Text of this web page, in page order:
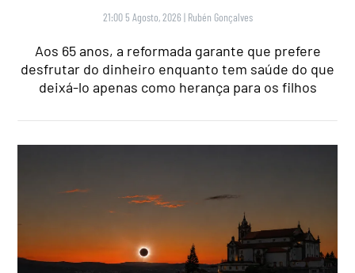
21:00 5 Agosto, 2026 | Rubén Gonçalves
Aos 65 anos, a reformada garante que prefere
desfrutar do dinheiro enquanto tem saúde do que
deixá-lo apenas como herança para os filhos